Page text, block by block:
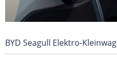
BYD Seagull Elektro-